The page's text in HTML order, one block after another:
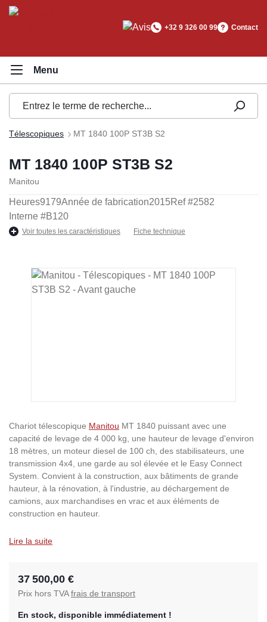
principal
+32 9 326 00 99 Contact
Télescopiques MT 1840 100P ST3B S2
MT 1840 100P ST3B S2
Manitou
Heures9179Année de fabrication2015Ref #2582
Interne #B120
Voir toutes les caractéristiques Fiche technique
Ignorer la galerie d'images
Chariot télescopique Manitou MT 1840 puissant avec une
capacité de levage de 4 000 kg, une hauteur de levage d'environ
18 mètres, un moteur diesel de 100 ch, des stabilisateurs, une
transmission 4x4, une garde au sol élevée et le Easy Connect
System. Convient à la construction, aux bâtiments de grande
hauteur, à la rénovation, à l'industrie, au déchargement de
camions, aux marchandises en vrac et aux éléments de
construction en hauteur.
Lire la suite
37 500,00 €
Prix hors TVAfrais de transport
En stock, disponible immédiatement !